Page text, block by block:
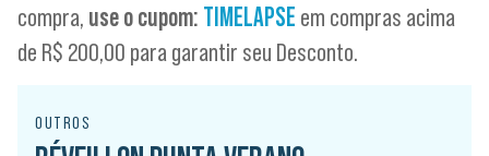
compra, use o cupom: TIMELAPSE em compras acima
de R$ 200,00 para garantir seu Desconto.
OUTROS